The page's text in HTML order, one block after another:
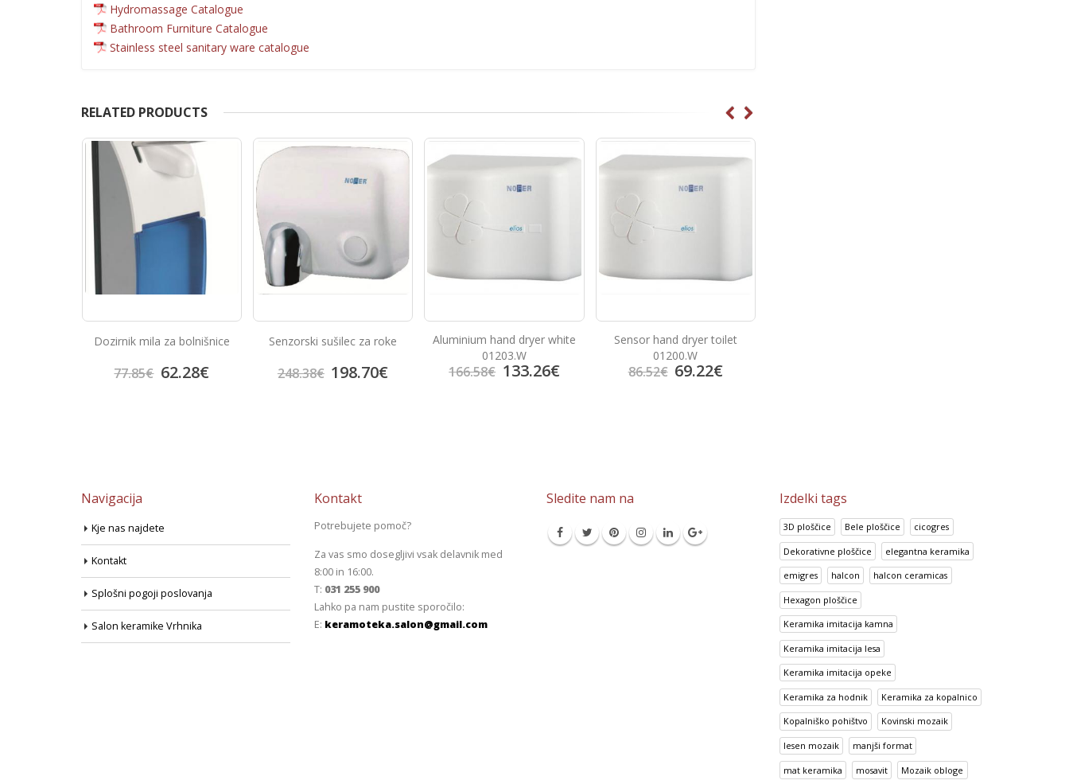
Hydromassage Catalogue
Bathroom Furniture Catalogue
Stainless steel sanitary ware catalogue
RELATED PRODUCTS
Senzorski sušilec za roke
248.38€ 198.70€
Aluminium hand dryer white
166.58€ 133.26€
Sensor hand dryer toilet
01200.W
86.52€ 69.22€
Inox dozirnik mila za bolnišnice
99.20€ 79.36€
Navigacija
Kje nas najdete
Kontakt
Splošni pogoji poslovanja
Salon keramike Vrhnika
Kontakt
Potrebujete pomoč?
Za vas smo dosegljivi vsak delavnik med
8:00 in 16:00.
T: 031 255 900
Lahko pa nam pustite sporočilo:
E: keramoteka.salon@gmail.com
Sledite nam na Izdelki tags
3D ploščice Bele ploščice cicogres
Dekorativne ploščice elegantna keramika
emigres halcon halcon ceramicas
Hexagon ploščice
Keramika imitacija kamna
Keramika imitacija lesa
Keramika imitacija opeke
Keramika za hodnik Keramika za kopalnico
Kopalniško pohištvo Kovinski mozaik
lesen mozaik manjši format
mat keramika mosavit Mozaik obloge